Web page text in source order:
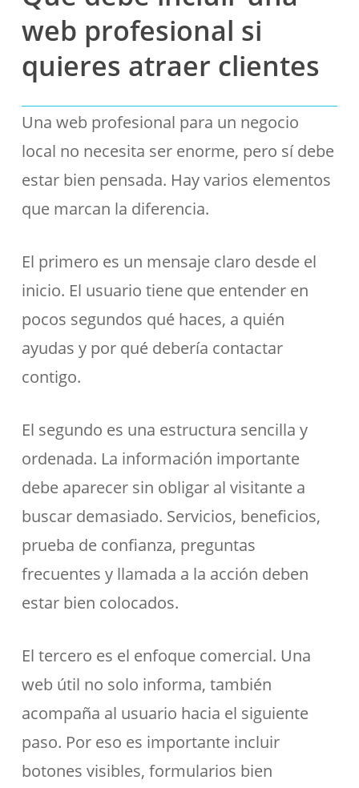
web profesional si
quieres atraer clientes
Una web profesional para un negocio
local no necesita ser enorme, pero sí debe
estar bien pensada. Hay varios elementos
que marcan la diferencia.
El primero es un mensaje claro desde el
inicio. El usuario tiene que entender en
pocos segundos qué haces, a quién
ayudas y por qué debería contactar
contigo.
El segundo es una estructura sencilla y
ordenada. La información importante
debe aparecer sin obligar al visitante a
buscar demasiado. Servicios, beneficios,
prueba de confianza, preguntas
frecuentes y llamada a la acción deben
estar bien colocados.
El tercero es el enfoque comercial. Una
web útil no solo informa, también
acompaña al usuario hacia el siguiente
paso. Por eso es importante incluir
botones visibles, formularios bien